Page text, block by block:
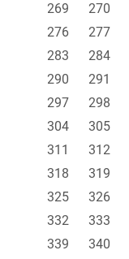
269
270
276
277
283
284
290
291
297
298
304
305
311
312
318
319
325
326
332
333
339
340